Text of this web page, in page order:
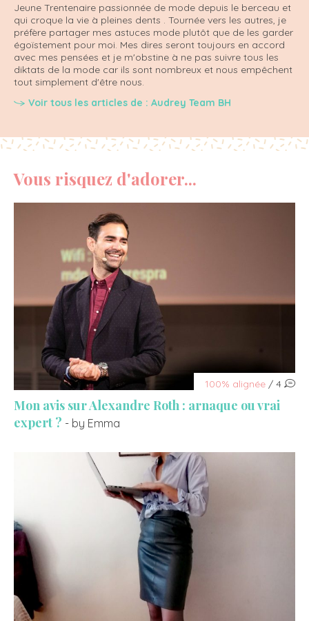
Jeune Trentenaire passionnée de mode depuis le berceau et
qui croque la vie à pleines dents . Tournée vers les autres, je
préfère partager mes astuces mode plutôt que de les garder
égoïstement pour moi. Mes dires seront toujours en accord
avec mes pensées et je m'obstine à ne pas suivre tous les
diktats de la mode car ils sont nombreux et nous empêchent
tout simplement d'être nous.
Voir tous les articles de : Audrey Team BH
Vous risquez d'adorer...
100% alignée / 4
Mon avis sur Alexandre Roth : arnaque ou vrai
expert ? - by Emma